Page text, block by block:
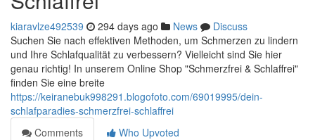
kiaravlze492539 294 days ago News
Discuss
Suchen Sie nach effektiven Methoden, um Schmerzen zu lindern
und Ihre Schlafqualität zu verbessern? Vielleicht sind Sie hier
genau richtig! In unserem Online Shop "Schmerzfrei & Schlaffrei"
finden Sie eine breite
https://keiranebuk998291.blogofoto.com/69019995/dein-
schlafparadies-schmerzfrei-schlaffrei
Comments
Who Upvoted